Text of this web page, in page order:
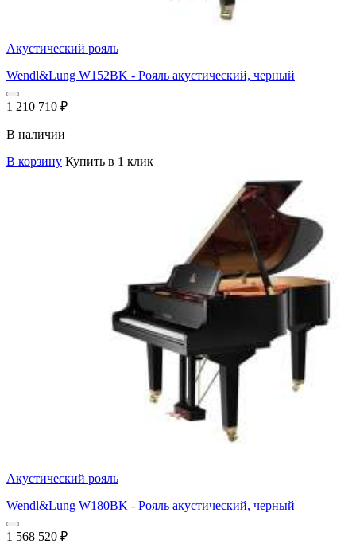
Акустический рояль
Wendl&Lung W152BK - Рояль акустический, черный
1 210 710 ₽
В наличии
В корзину Купить в 1 клик
Акустический рояль
Wendl&Lung W180BK - Рояль акустический, черный
1 568 520 ₽